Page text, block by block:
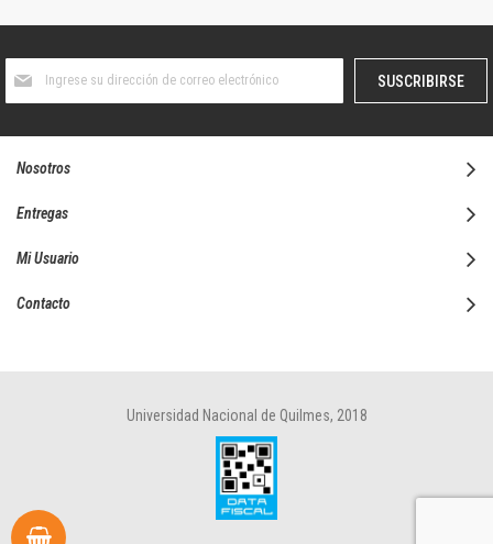
boletín
SUSCRIBIRSE
Nosotros
Entregas
Mi Usuario
Contacto
Universidad Nacional de Quilmes, 2018